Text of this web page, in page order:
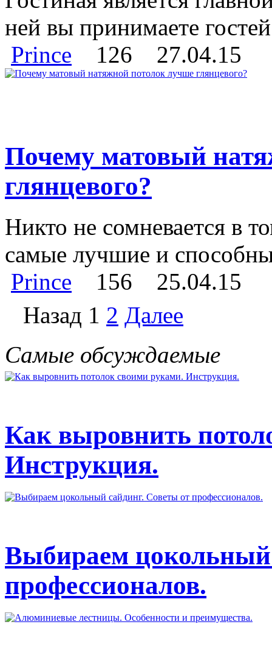
ней вы принимаете
Prince
126 27.04.15
Почему матовый
глянцевого?
Никто не сомневается в
самые лучшие и
Prince
156
25.04.15
Назад 1 2 Далее
Самые обсуждаемые
Как выровнить
Инструкция.
Выбираем цокольный
профессионалов.